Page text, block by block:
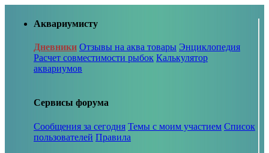
Аквариумисту
Дневники Отзывы на аква товары Энциклопедия
Расчет совместимости рыбок Калькулятор
аквариумов
Сервисы форума
Сообщения за сегодня Темы с моим участием Список
пользователей Правила